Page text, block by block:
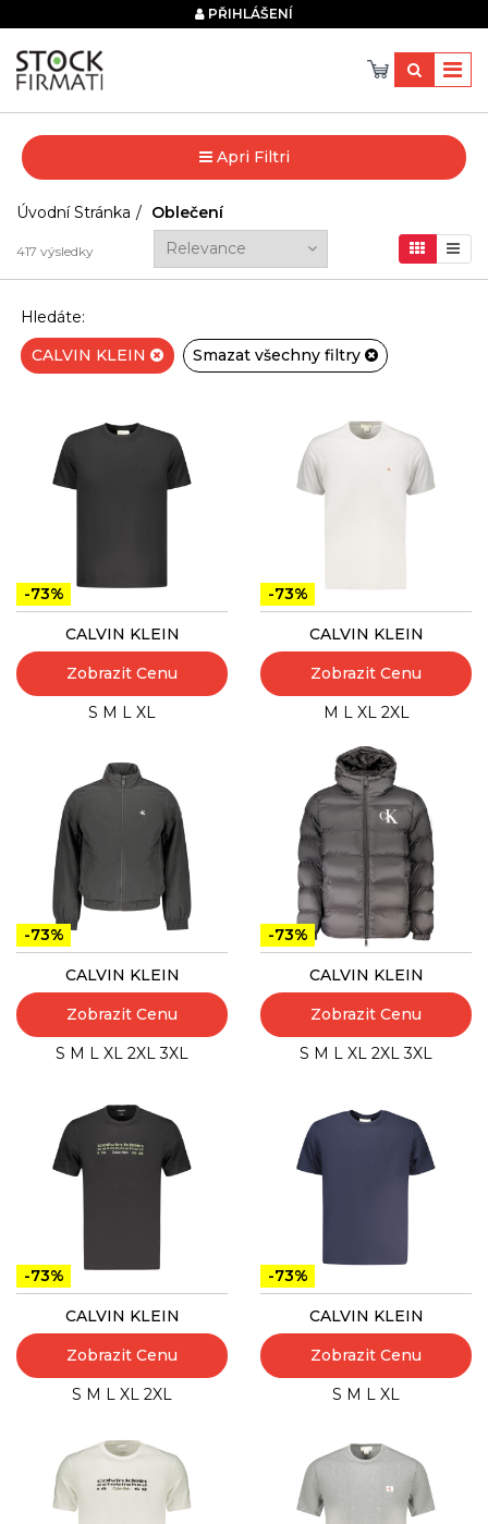
PŘIHLÁŠENÍ
Apri Filtri
Úvodní Stránka Oblečení
417 výsledky
Hledáte:
CALVIN KLEIN
Smazat všechny filtry
-73%
CALVIN KLEIN
Zobrazit Cenu
S M L XL
-73%
CALVIN KLEIN
Zobrazit Cenu
M L XL 2XL
-73%
CALVIN KLEIN
Zobrazit Cenu
S M L XL 2XL 3XL
-73%
CALVIN KLEIN
Zobrazit Cenu
S M L XL 2XL 3XL
-73%
CALVIN KLEIN
Zobrazit Cenu
S M L XL 2XL
-73%
CALVIN KLEIN
Zobrazit Cenu
S M L XL